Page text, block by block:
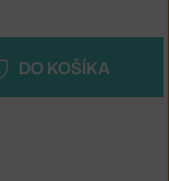
DO KOŠÍKA